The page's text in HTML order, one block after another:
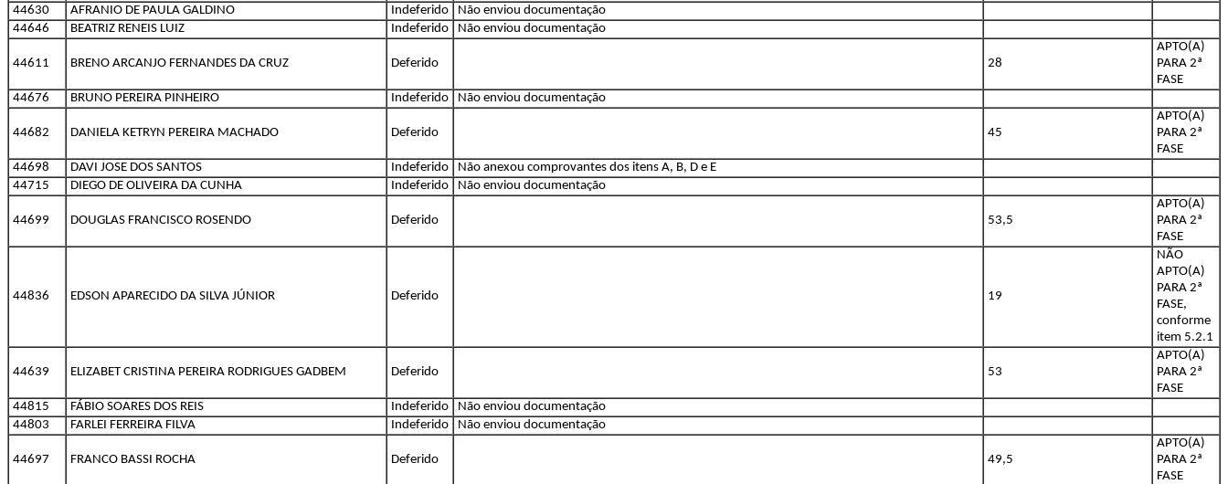
44630
AFRANIO DE PAULA GALDINO Indeferido
Não enviou documentação
44646
BEATRIZ RENEIS LUIZ Indeferido Não enviou documentação
44611 BRENO ARCANJO FERNANDES DA CRUZ Deferido 28
APTO(A)
PARA 2ª
FASE
44676
BRUNO PEREIRA PINHEIRO Indeferido Não enviou documentação
44682 DANIELA KETRYN PEREIRA MACHADO Deferido 45
APTO(A)
PARA 2ª
FASE
44698
DAVI JOSE DOS SANTOS Indeferido
Não anexou comprovantes dos itens A, B, D e E
44715
DIEGO DE OLIVEIRA DA CUNHA Indeferido Não enviou documentação
44699 DOUGLAS FRANCISCO ROSENDO Deferido 53,5
APTO(A)
PARA 2ª
FASE
44836 EDSON APARECIDO DA SILVA JÚNIOR Deferido 19
NÃO
APTO(A)
PARA 2ª
FASE,
conforme
item 5.2.1
44639 ELIZABET CRISTINA PEREIRA RODRIGUES GADBEM Deferido 53
APTO(A)
PARA 2ª
FASE
44815
FÁBIO SOARES DOS REIS Indeferido
Não enviou documentação
44803
FARLEI FERREIRA FILVA Indeferido Não enviou documentação
44697 FRANCO BASSI ROCHA Deferido 49,5
APTO(A)
PARA 2ª
FASE